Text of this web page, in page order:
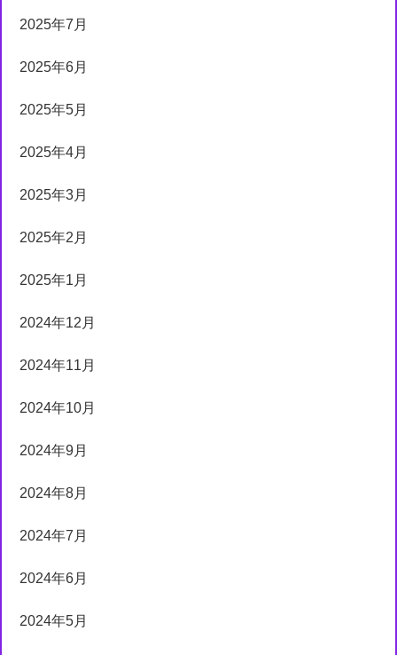
2025年7月
2025年6月
2025年5月
2025年4月
2025年3月
2025年2月
2025年1月
2024年12月
2024年11月
2024年10月
2024年9月
2024年8月
2024年7月
2024年6月
2024年5月